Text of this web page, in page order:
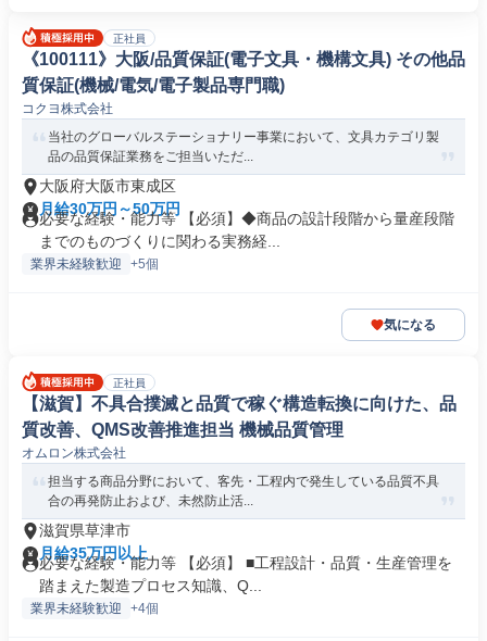
正社員
《100111》大阪/品質保証(電子文具・機構文具) その他品
質保証(機械/電気/電子製品専門職)
コクヨ株式会社
当社のグローバルステーショナリー事業において、文具カテゴリ製
品の品質保証業務をご担当いただ...
大阪府大阪市東成区
月給30万円～50万円
必要な経験・能力等 【必須】◆商品の設計段階から量産段階
までのものづくりに関わる実務経...
業界未経験歓迎 +5個
気になる
正社員
【滋賀】不具合撲滅と品質で稼ぐ構造転換に向けた、品
質改善、QMS改善推進担当 機械品質管理
オムロン株式会社
担当する商品分野において、客先・工程内で発生している品質不具
合の再発防止および、未然防止活...
滋賀県草津市
月給35万円以上
必要な経験・能力等 【必須】 ■工程設計・品質・生産管理を
踏まえた製造プロセス知識、Q...
業界未経験歓迎 +4個